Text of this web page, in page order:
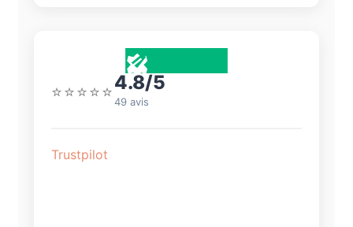
⭐⭐⭐⭐⭐4.8/5
49 avis
Trustpilot